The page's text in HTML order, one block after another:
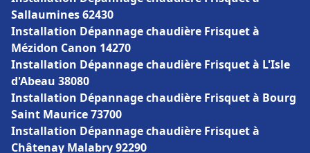
Sallaumines 62430
Installation Dépannage chaudière Frisquet à
Mézidon Canon 14270
Installation Dépannage chaudière Frisquet à L'Isle
d'Abeau 38080
Installation Dépannage chaudière Frisquet à Bourg
Saint Maurice 73700
Installation Dépannage chaudière Frisquet à
Châtenay Malabry 92290